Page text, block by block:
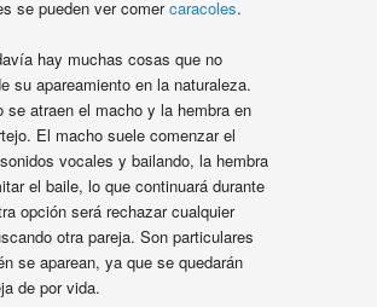
se pueden ver comercaracoles.
hay muchas cosas que no
su apareamiento en la naturaleza.
se atraen el macho y la hembra en
El macho suele comenzar el
vocales y bailando, la hembra
el baile, lo que continuará durante
opción será rechazar cualquier
otra pareja. Son particulares
se aparean, ya que se quedarán
de por vida.